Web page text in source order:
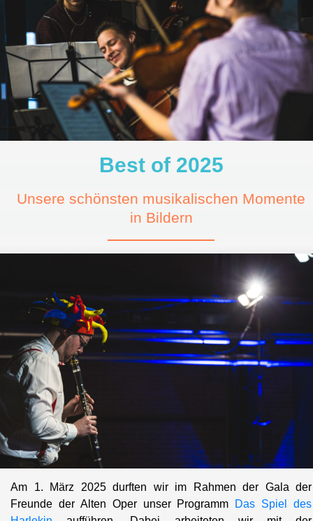
Best of 2025
Unsere schönsten musikalischen Momente
in Bildern
Am 1. März 2025 durften wir im Rahmen der Gala der
Freunde der Alten Oper unser Programm
Das Spiel des